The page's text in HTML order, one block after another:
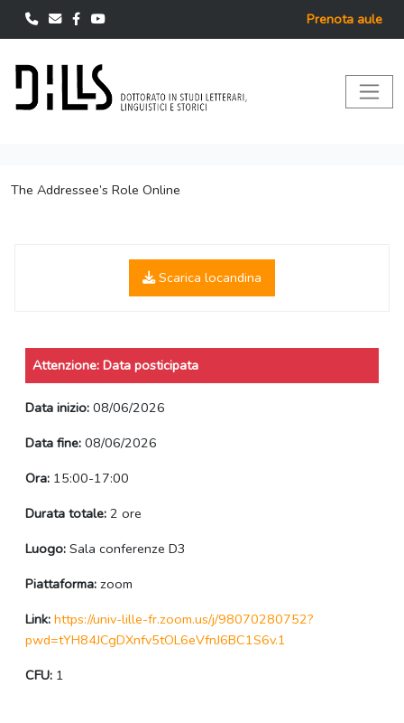
Prenota aule
The Addressee’s Role Online
Scarica locandina
Attenzione: Data posticipata
Data inizio: 08/06/2026
Data fine: 08/06/2026
Ora: 15:00-17:00
Durata totale: 2 ore
Luogo: Sala conferenze D3
Piattaforma: zoom
Link: https://univ-lille-fr.zoom.us/j/98070280752?
pwd=tYH84JCgDXnfv5tOL6eVfnJ6BC1S6v.1
CFU: 1